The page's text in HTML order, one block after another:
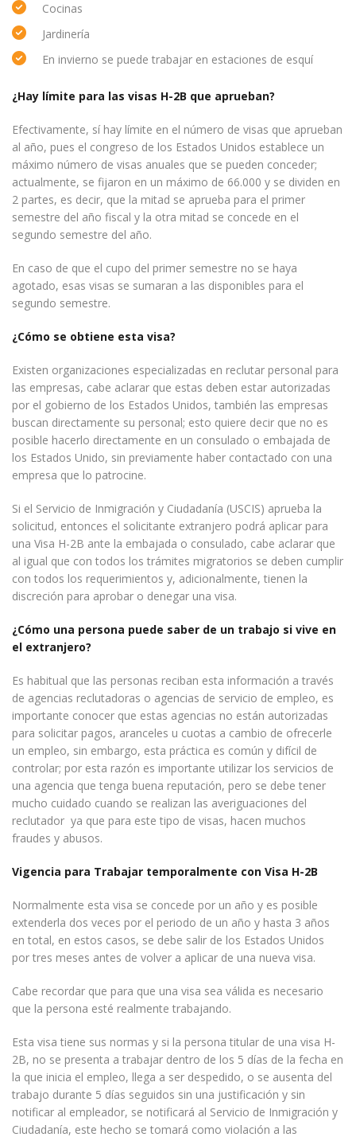
Cocinas
Jardinería
En invierno se puede trabajar en estaciones de esquí
¿Hay límite para las visas H-2B que aprueban?
Efectivamente, sí hay límite en el número de visas que aprueban
al año, pues el congreso de los Estados Unidos establece un
máximo número de visas anuales que se pueden conceder;
actualmente, se fijaron en un máximo de 66.000 y se dividen en
2 partes, es decir, que la mitad se aprueba para el primer
semestre del año fiscal y la otra mitad se concede en el
segundo semestre del año.
En caso de que el cupo del primer semestre no se haya
agotado, esas visas se sumaran a las disponibles para el
segundo semestre.
¿Cómo se obtiene esta visa?
Existen organizaciones especializadas en reclutar personal para
las empresas, cabe aclarar que estas deben estar autorizadas
por el gobierno de los Estados Unidos, también las empresas
buscan directamente su personal; esto quiere decir que no es
posible hacerlo directamente en un consulado o embajada de
los Estados Unido, sin previamente haber contactado con una
empresa que lo patrocine.
Si el Servicio de Inmigración y Ciudadanía (USCIS) aprueba la
solicitud, entonces el solicitante extranjero podrá aplicar para
una Visa H-2B ante la embajada o consulado, cabe aclarar que
al igual que con todos los trámites migratorios se deben cumplir
con todos los requerimientos y, adicionalmente, tienen la
discreción para aprobar o denegar una visa.
¿Cómo una persona puede saber de un trabajo si vive en
el extranjero?
Es habitual que las personas reciban esta información a través
de agencias reclutadoras o agencias de servicio de empleo, es
importante conocer que estas agencias no están autorizadas
para solicitar pagos, aranceles u cuotas a cambio de ofrecerle
un empleo, sin embargo, esta práctica es común y difícil de
controlar; por esta razón es importante utilizar los servicios de
una agencia que tenga buena reputación, pero se debe tener
mucho cuidado cuando se realizan las averiguaciones del
reclutador ya que para este tipo de visas, hacen muchos
fraudes y abusos.
Vigencia para Trabajar temporalmente con Visa H-2B
Normalmente esta visa se concede por un año y es posible
extenderla dos veces por el periodo de un año y hasta 3 años
en total, en estos casos, se debe salir de los Estados Unidos
por tres meses antes de volver a aplicar de una nueva visa.
Cabe recordar que para que una visa sea válida es necesario
que la persona esté realmente trabajando.
Esta visa tiene sus normas y si la persona titular de una visa H-
2B, no se presenta a trabajar dentro de los 5 días de la fecha en
la que inicia el empleo, llega a ser despedido, o se ausenta del
trabajo durante 5 días seguidos sin una justificación y sin
notificar al empleador, se notificará al Servicio de Inmigración y
Ciudadanía, este hecho se tomará como violación a las